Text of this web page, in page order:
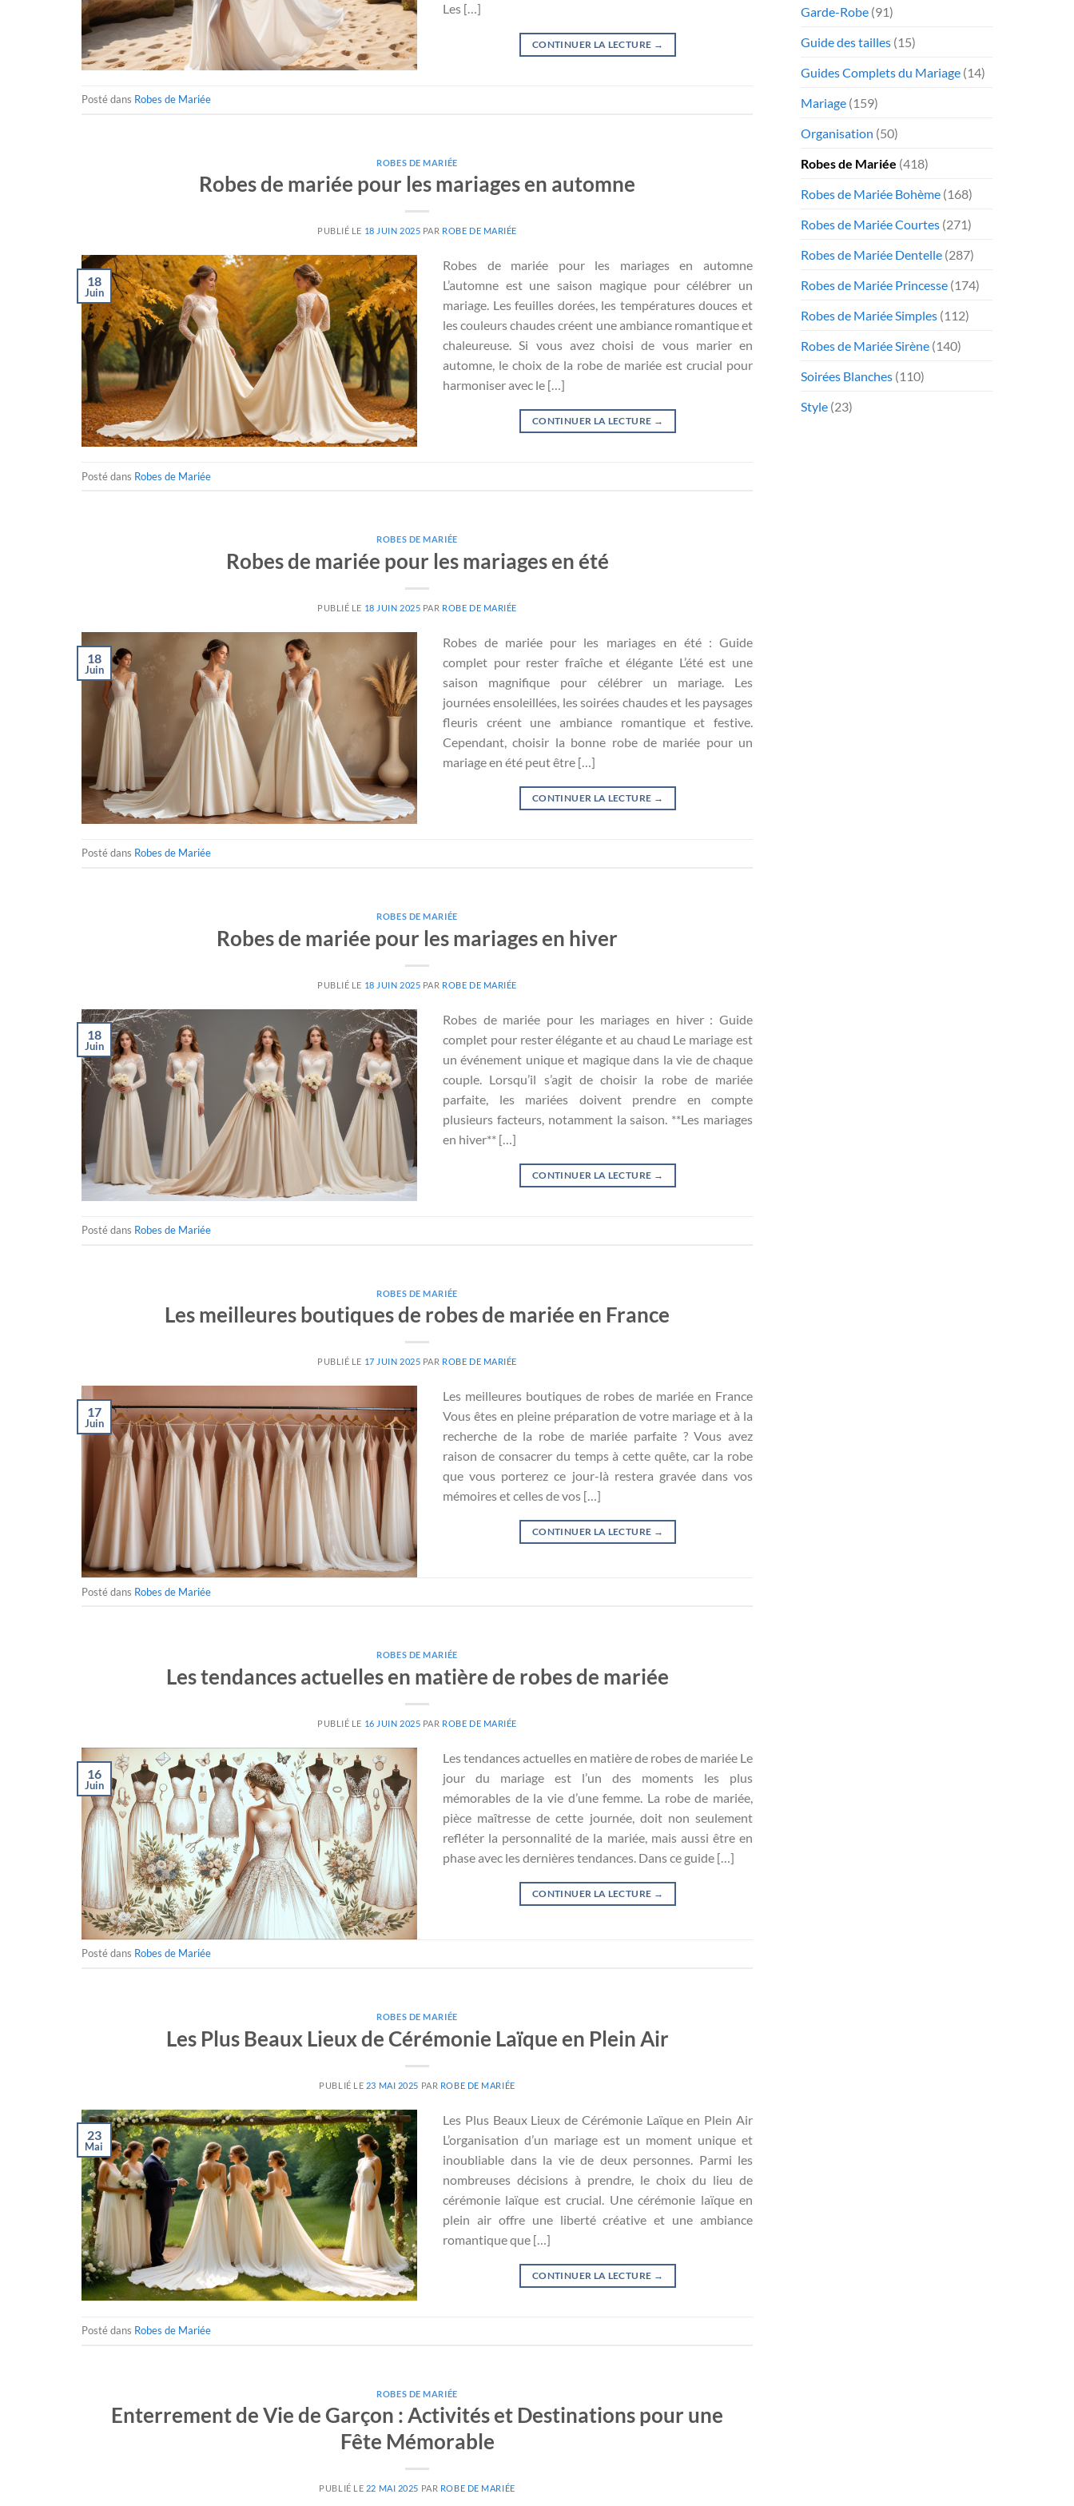
Les […]
CONTINUER LA LECTURE →
Posté dans Robes de Mariée
ROBES DE MARIÉE
Robes de mariée pour les mariages en automne
PUBLIÉ LE 18 JUIN 2025 PAR ROBE DE MARIÉE
18
Juin
Robes de mariée pour les mariages en automne
L’automne est une saison magique pour célébrer un
mariage. Les feuilles dorées, les températures douces et
les couleurs chaudes créent une ambiance romantique et
chaleureuse. Si vous avez choisi de vous marier en
automne, le choix de la robe de mariée est crucial pour
harmoniser avec le […]
CONTINUER LA LECTURE →
Posté dans Robes de Mariée
ROBES DE MARIÉE
Robes de mariée pour les mariages en été
PUBLIÉ LE 18 JUIN 2025 PAR ROBE DE MARIÉE
18
Juin
Robes de mariée pour les mariages en été : Guide
complet pour rester fraîche et élégante L’été est une
saison magnifique pour célébrer un mariage. Les
journées ensoleillées, les soirées chaudes et les paysages
fleuris créent une ambiance romantique et festive.
Cependant, choisir la bonne robe de mariée pour un
mariage en été peut être […]
CONTINUER LA LECTURE →
Posté dans Robes de Mariée
ROBES DE MARIÉE
Robes de mariée pour les mariages en hiver
PUBLIÉ LE 18 JUIN 2025 PAR ROBE DE MARIÉE
18
Juin
Robes de mariée pour les mariages en hiver : Guide
complet pour rester élégante et au chaud Le mariage est
un événement unique et magique dans la vie de chaque
couple. Lorsqu’il s’agit de choisir la robe de mariée
parfaite, les mariées doivent prendre en compte
plusieurs facteurs, notamment la saison. **Les mariages
en hiver** […]
CONTINUER LA LECTURE →
Posté dans Robes de Mariée
ROBES DE MARIÉE
Les meilleures boutiques de robes de mariée en France
PUBLIÉ LE 17 JUIN 2025 PAR ROBE DE MARIÉE
17
Juin
Les meilleures boutiques de robes de mariée en France
Vous êtes en pleine préparation de votre mariage et à la
recherche de la robe de mariée parfaite ? Vous avez
raison de consacrer du temps à cette quête, car la robe
que vous porterez ce jour-là restera gravée dans vos
mémoires et celles de vos […]
CONTINUER LA LECTURE →
Posté dans Robes de Mariée
ROBES DE MARIÉE
Les tendances actuelles en matière de robes de mariée
PUBLIÉ LE 16 JUIN 2025 PAR ROBE DE MARIÉE
16
Juin
Les tendances actuelles en matière de robes de mariée Le
jour du mariage est l’un des moments les plus
mémorables de la vie d’une femme. La robe de mariée,
pièce maîtresse de cette journée, doit non seulement
refléter la personnalité de la mariée, mais aussi être en
phase avec les dernières tendances. Dans ce guide […]
CONTINUER LA LECTURE →
Posté dans Robes de Mariée
ROBES DE MARIÉE
Les Plus Beaux Lieux de Cérémonie Laïque en Plein Air
PUBLIÉ LE 23 MAI 2025 PAR ROBE DE MARIÉE
23
Mai
Les Plus Beaux Lieux de Cérémonie Laïque en Plein Air
L’organisation d’un mariage est un moment unique et
inoubliable dans la vie de deux personnes. Parmi les
nombreuses décisions à prendre, le choix du lieu de
cérémonie laïque est crucial. Une cérémonie laïque en
plein air offre une liberté créative et une ambiance
romantique que […]
CONTINUER LA LECTURE →
Posté dans Robes de Mariée
ROBES DE MARIÉE
Enterrement de Vie de Garçon : Activités et Destinations pour une
Fête Mémorable
PUBLIÉ LE 22 MAI 2025 PAR ROBE DE MARIÉE
Garde-Robe (91)
Guide des tailles (15)
Guides Complets du Mariage (14)
Mariage (159)
Organisation (50)
Robes de Mariée (418)
Robes de Mariée Bohème (168)
Robes de Mariée Courtes (271)
Robes de Mariée Dentelle (287)
Robes de Mariée Princesse (174)
Robes de Mariée Simples (112)
Robes de Mariée Sirène (140)
Soirées Blanches (110)
Style (23)